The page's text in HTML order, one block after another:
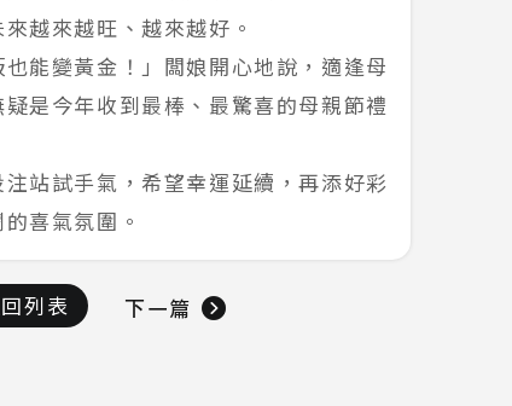
越來越旺、越來越好。
能變黃金！」闆娘開心地說，適逢母
是今年收到最棒、最驚喜的母親節禮
站試手氣，希望幸運延續，再添好彩
喜氣氛圍。
列表 下一篇